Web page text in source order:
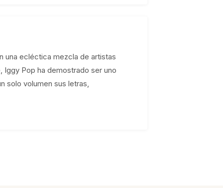
una ecléctica mezcla de artistas
Iggy Pop ha demostrado ser uno
solo volumen sus letras,